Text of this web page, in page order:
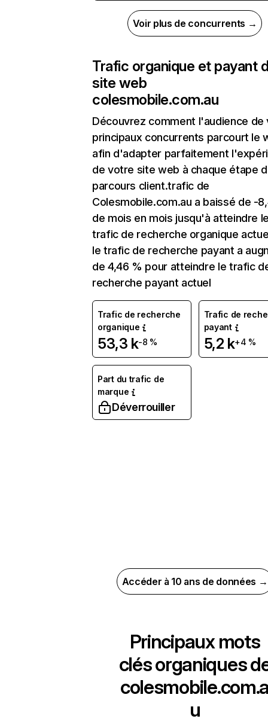
Voir plus de concurrents →
Trafic organique et payant
site web
colesmobile.com.au
Découvrez comment l'audience de
principaux concurrents parcourt le
afin d'adapter parfaitement
de votre site web à chaque étape
parcours client.trafic de
Colesmobile.com.au a baissé de -
de mois en mois jusqu'à atteindre
trafic de recherche organique
le trafic de recherche payant a
de 4,46 % pour atteindre le trafic
recherche payant actuel
Trafic de recherche
organique
53,3 k-8 %
Trafic de
payant
5,2 k+4 %
Part du trafic de
marque
Déverrouiller
Accéder à 10 ans de données →
Principaux mots
clés organiques
u